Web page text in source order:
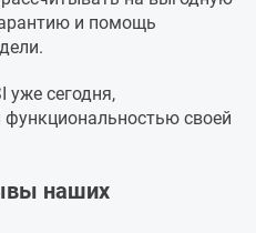
и помощь
уже сегодня,
функциональностью своей
наших